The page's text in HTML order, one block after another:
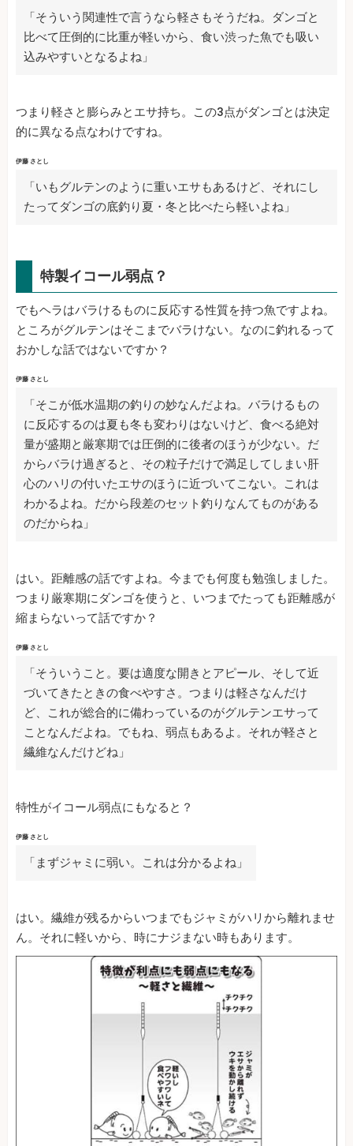
「そういう関連性で言うなら軽さもそうだね。ダンゴと
比べて圧倒的に比重が軽いから、食い渋った魚でも吸い
込みやすいとなるよね」
つまり軽さと膨らみとエサ持ち。この3点がダンゴとは決定
的に異なる点なわけですね。
伊藤 さとし
「いもグルテンのように重いエサもあるけど、それにし
たってダンゴの底釣り夏・冬と比べたら軽いよね」
特製イコール弱点？
でもヘラはバラけるものに反応する性質を持つ魚ですよね。
ところがグルテンはそこまでバラけない。なのに釣れるって
おかしな話ではないですか？
伊藤 さとし
「そこが低水温期の釣りの妙なんだよね。バラけるもの
に反応するのは夏も冬も変わりはないけど、食べる絶対
量が盛期と厳寒期では圧倒的に後者のほうが少ない。だ
からバラけ過ぎると、その粒子だけで満足してしまい肝
心のハリの付いたエサのほうに近づいてこない。これは
わかるよね。だから段差のセット釣りなんてものがある
のだからね」
はい。距離感の話ですよね。今までも何度も勉強しました。
つまり厳寒期にダンゴを使うと、いつまでたっても距離感が
縮まらないって話ですか？
伊藤 さとし
「そういうこと。要は適度な開きとアピール、そして近
づいてきたときの食べやすさ。つまりは軽さなんだけ
ど、これが総合的に備わっているのがグルテンエサって
ことなんだよね。でもね、弱点もあるよ。それが軽さと
繊維なんだけどね」
特性がイコール弱点にもなると？
伊藤 さとし
「まずジャミに弱い。これは分かるよね」
はい。繊維が残るからいつまでもジャミがハリから離れませ
ん。それに軽いから、時にナジまない時もあります。